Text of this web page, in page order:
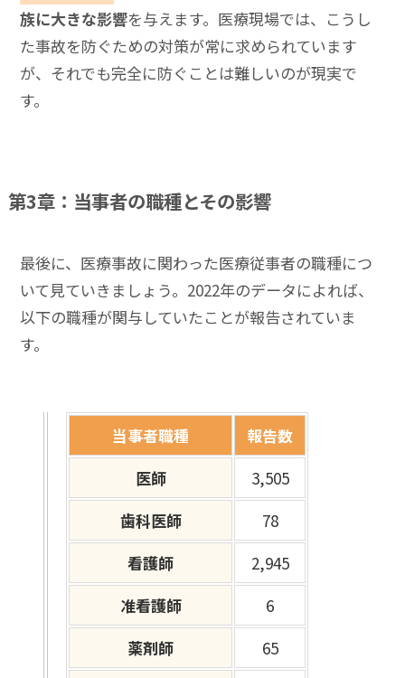
族に大きな影響を与えます。医療現場では、こうし
た事故を防ぐための対策が常に求められています
が、それでも完全に防ぐことは難しいのが現実で
す。
第3章：当事者の職種とその影響
最後に、医療事故に関わった医療従事者の職種につ
いて見ていきましょう。2022年のデータによれば、
以下の職種が関与していたことが報告されていま
す。
当事者職種
報告数
医師
3,505
歯科医師
78
看護師
2,945
准看護師
6
薬剤師
65